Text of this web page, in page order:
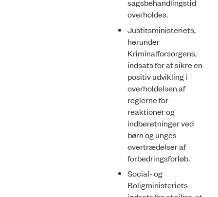
sagsbehandlingstid
overholdes.
Justitsministeriets,
herunder
Kriminalforsorgens,
indsats for at sikre en
positiv udvikling i
overholdelsen af
reglerne for
reaktioner og
indberetninger ved
børn og un­ges
overtrædelser af
forbedringsforløb.
Social- og
Boligministeriets